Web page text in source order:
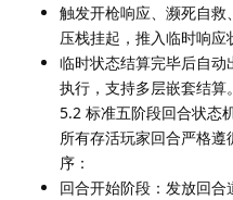
触发开枪响应、濒死自
压栈挂起，推入临时响应
临时状态结算完毕后自
执行，支持多层嵌套结算。
5.2 标准五阶段回合状态
所有存活玩家回合严格
序：
回合开始阶段：发放回